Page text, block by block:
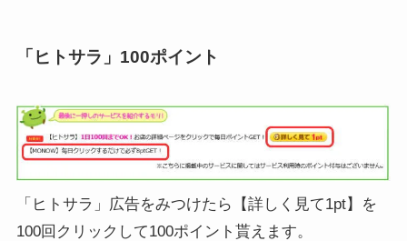
「ヒトサラ」100ポイント
「ヒトサラ」広告をみつけたら【詳しく見て1pt】を
100回クリックして100ポイント貰えます。